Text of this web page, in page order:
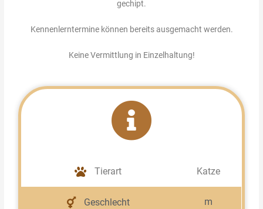
gechipt.
Kennenlerntermine können bereits ausgemacht werden.
Keine Vermittlung in Einzelhaltung!
Tierart Katze
Geschlecht m